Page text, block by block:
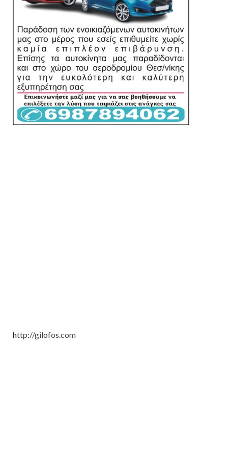
http://gilofos.com